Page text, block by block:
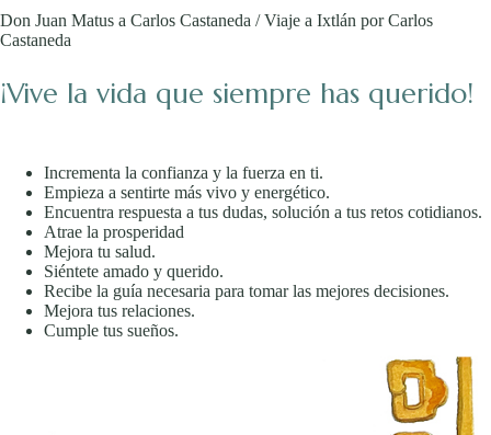
Don Juan Matus a Carlos Castaneda / Viaje a Ixtlán por Carlos
Castaneda
¡Vive la vida que siempre has querido!
Incrementa la confianza y la fuerza en ti.
Empieza a sentirte más vivo y energético.
Encuentra respuesta a tus dudas, solución a tus retos cotidianos.
Atrae la prosperidad
Mejora tu salud.
Siéntete amado y querido.
Recibe la guía necesaria para tomar las mejores decisiones.
Mejora tus relaciones.
Cumple tus sueños.